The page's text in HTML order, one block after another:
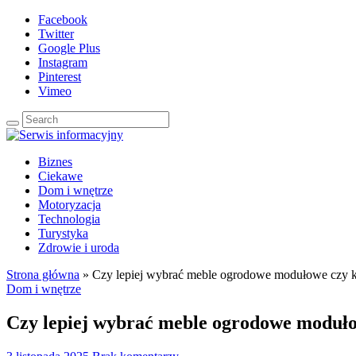
Facebook
Twitter
Google Plus
Instagram
Pinterest
Vimeo
Biznes
Ciekawe
Dom i wnętrze
Motoryzacja
Technologia
Turystyka
Zdrowie i uroda
Strona główna » Czy lepiej wybrać meble ogrodowe modułowe czy
Dom i wnętrze
Czy lepiej wybrać meble ogrodowe